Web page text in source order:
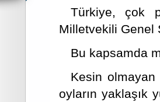
Türkiye, çok
Milletvekili Genel
Bu kapsamda
Kesin
oyların yaklaşık